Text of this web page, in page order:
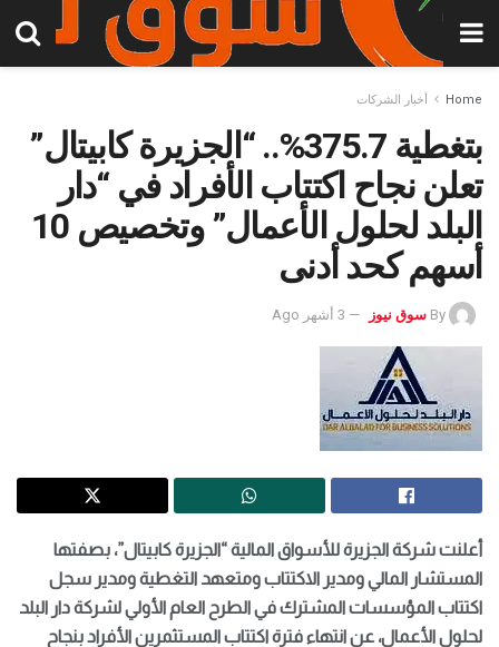
Home أخبار الشركات
بتغطية 375.7%.. “الجزيرة كابيتال”
تعلن نجاح اكتتاب الأفراد في “دار
البلد لحلول الأعمال” وتخصيص 10
أسهم كحد أدنى
By سوق نيوز 3 أشهر Ago
أعلنت شركة الجزيرة للأسواق المالية “الجزيرة كابيتال”، بصفتها
المستشار المالي ومدير الاكتتاب ومتعهد التغطية ومدير سجل
اكتتاب المؤسسات المشترك في الطرح العام الأولي لشركة دار البلد
لحلول الأعمال، عن انتهاء فترة اكتتاب المستثمرين الأفراد بنجاح